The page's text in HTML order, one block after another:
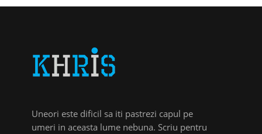
Uneori este dificil sa iti pastrezi capul pe
umeri in aceasta lume nebuna. Scriu pentru